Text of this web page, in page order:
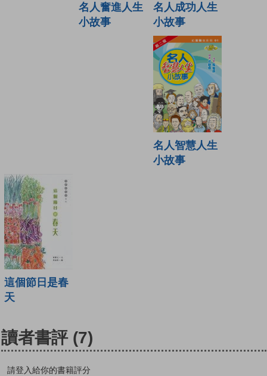
名人奮進人生
小故事
名人成功人生
小故事
名人智慧人生
小故事
這個節日是春
天
讀者書評 (7)
請登入給你的書籍評分